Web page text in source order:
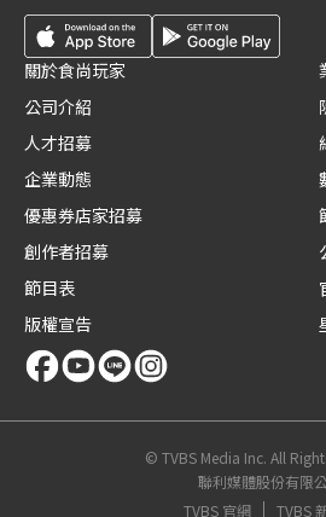
關於食尚玩家
公司介紹
人才招募
企業動態
優惠券店家招募
創作者招募
節目表
版權宣告
© TVBS Media Inc. All
聯利媒體股份有限
TVBS 官網
TVBS